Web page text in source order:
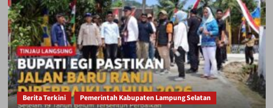
Berita Terkini Pemerintah Kabupaten Lampung Selatan